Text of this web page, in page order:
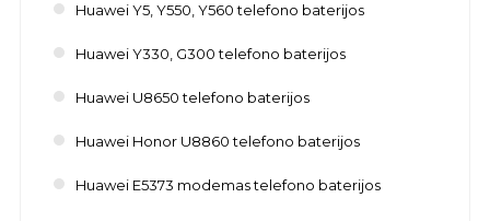
Huawei Y5, Y550, Y560 telefono baterijos
Huawei Y330, G300 telefono baterijos
Huawei U8650 telefono baterijos
Huawei Honor U8860 telefono baterijos
Huawei E5373 modemas telefono baterijos